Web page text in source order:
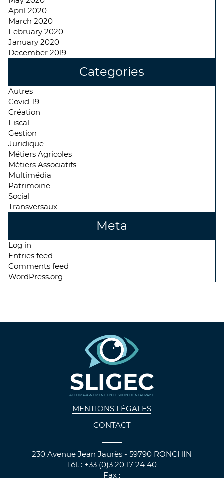
April 2020
March 2020
February 2020
January 2020
December 2019
Categories
Autres
Covid-19
Création
Fiscal
Gestion
Juridique
Métiers Agricoles
Métiers Associatifs
Multimédia
Patrimoine
Social
Transversaux
Meta
Log in
Entries feed
Comments feed
WordPress.org
SLIGEC
ACCOMPAGNEMENT EN GESTION D'ENTREPRISE
MENTIONS LÉGALES
CONTACT
230 Avenue Jean Jaurès - 59790 RONCHIN
Tél. : +33 (0)3 20 17 24 40
Fax :